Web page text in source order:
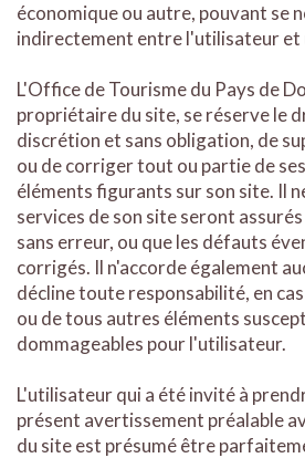
économique ou autre, pouvant se
indirectement entre l'utilisateur et
L'Office de Tourisme du Pays de
propriétaire du site, se réserve le
discrétion et sans obligation, de
ou de corriger tout ou partie de
éléments figurants sur son site. Il
services de son site seront
sans erreur, ou que les défauts
corrigés. Il n'accorde également
décline toute responsabilité, en
ou de tous autres éléments
dommageables pour l'utilisateur.
L'utilisateur qui a été invité à
présent avertissement préalable
du site est présumé être